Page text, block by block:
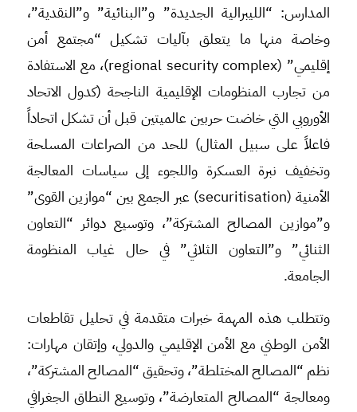
المدارس: “الليبرالية الجديدة” و”البنائية” و”النقدية”،
وخاصة منها ما يتعلق بآليات تشكيل “مجتمع أمن
إقليمي” (regional security complex)، مع الاستفادة
من تجارب المنظومات الإقليمية الناجحة (كدول الاتحاد
الأوروبي التي خاضت حربين عالميتين قبل أن تشكل اتحاداً
فاعلاً على سبيل المثال) للحد من الصراعات المسلحة
وتخفيف نبرة العسكرة واللجوء إلى سياسات المعالجة
الأمنية (securitisation) عبر الجمع بين “موازين القوى”
و”موازين المصالح المشتركة”، وتوسيع دوائر “التعاون
الثنائي” و”التعاون الثلاثي” في حال غياب المنظومة
الجامعة.
وتتطلب هذه المهمة خبرات متقدمة في تحليل تقاطعات
الأمن الوطني مع الأمن الإقليمي والدولي، وإتقان مهارات:
نظم “المصالح المختلطة”، وتحقيق “المصالح المشتركة”،
ومعالجة “المصالح المتعارضة”، وتوسيع النطاق الجغرافي